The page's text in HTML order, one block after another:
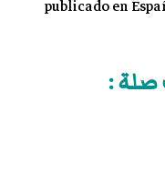
publicado en
: